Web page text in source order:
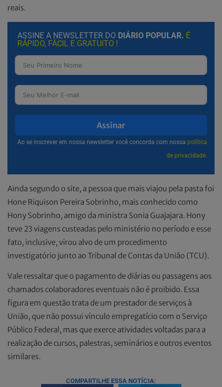
reais.
ASSINE A NEWSLETTER DO DIÁRIO POPULAR. É
RÁPIDO, FÁCIL E GRATUITO !
Assinar
Ao se inscrever em nossa newsletter você concorda com nossa política
de privacidade.
Ainda segundo o site, a pessoa que mais viajou pela pasta foi
Hone Riquison Pereira Sobrinho, mais conhecido como
Hony Sobrinho, amigo da ministra Sonia Guajajara. Hony
teve 23 viagens custeadas pelo ministério no período e esse
fato, inclusive, virou alvo de um procedimento
investigatório junto ao Tribunal de Contas da União (TCU).
Vale ressaltar que o pagamento de diárias ou passagens aos
chamados colaboradores eventuais não é proibido. Essa
figura em questão trata de um prestador de serviços à
União, que não possui vínculo empregatício com o Serviço
Público Federal, mas que exerce atividades voltadas para a
realização de cursos, palestras, seminários e outros eventos
similares.
COMPARTILHE ESSA NOTÍCIA: